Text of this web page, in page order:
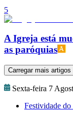
5
A Igreja está
as paróquias
Carregar mais artigos
Sexta-feira 7
Festividade do